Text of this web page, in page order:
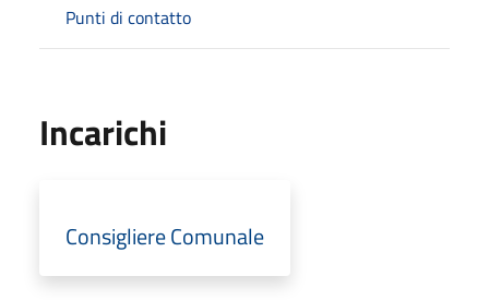
Punti di contatto
Incarichi
Consigliere Comunale